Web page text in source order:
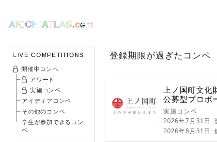
LIVE COMPETITIONS
開催中コンペ
アワード
実施コンペ
アイディアコンペ
その他のコンペ
学生が参加できるコン
ペ
登録期限が過ぎたコンペ
上ノ国町文
公募型プロポ
実施コンペ
2026年7月31日 :
2026年8月31日 :